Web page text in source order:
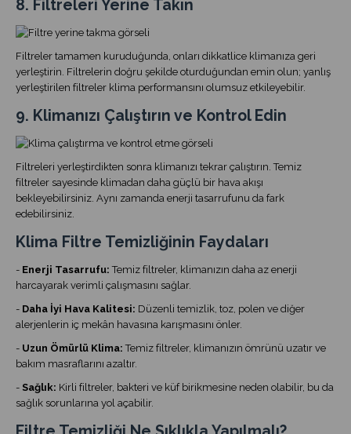
8. Filtreleri Yerine Takın
Filtreler tamamen kuruduğunda, onları dikkatlice klimanıza geri
yerleştirin. Filtrelerin doğru şekilde oturduğundan emin olun; yanlış
yerleştirilen filtreler klima performansını olumsuz etkileyebilir.
9. Klimanızı Çalıştırın ve Kontrol Edin
Filtreleri yerleştirdikten sonra klimanızı tekrar çalıştırın. Temiz
filtreler sayesinde klimadan daha güçlü bir hava akışı
bekleyebilirsiniz. Aynı zamanda enerji tasarrufunu da fark
edebilirsiniz.
Klima Filtre Temizliğinin Faydaları
- Enerji Tasarrufu: Temiz filtreler, klimanızın daha az enerji
harcayarak verimli çalışmasını sağlar.
- Daha İyi Hava Kalitesi: Düzenli temizlik, toz, polen ve diğer
alerjenlerin iç mekân havasına karışmasını önler.
- Uzun Ömürlü Klima: Temiz filtreler, klimanızın ömrünü uzatır ve
bakım masraflarını azaltır.
- Sağlık: Kirli filtreler, bakteri ve küf birikmesine neden olabilir, bu da
sağlık sorunlarına yol açabilir.